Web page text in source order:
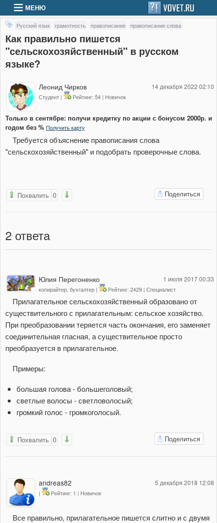
МЕНЮ
Русский язык грамотность правописание правописание слова
Как правильно пишется
"сельскохозяйственный" в русском
языке?
14 декабря 2022 02:10
Леонид Чирков
Студент | Рейтинг: 54 | Новичок
Только в сентябре: получи кредитку по акции с бонусом 2000р. и
годом без % Получить карту
Требуется объяснение правописания слова
"сельскохозяйственный" и подобрать проверочные слова.
Похвалить 0 Поделиться
2 ответа
1 июля 2017 00:33
Юлия Перегоненко
копирайтер, бухгалтер | Рейтинг: 2429 | Специалист
Прилагательное сельскохозяйственный образовано от
существительного с прилагательным: сельское хозяйство.
При преобразовании теряется часть окончания, его заменяет
соединительная гласная, а существительное просто
преобразуется в прилагательное.
Примеры:
большая голова - большеголовый;
светлые волосы - светловолосый;
громкий голос - громкоголосый.
Похвалить 0 Поделиться
5 декабря 2018 12:08
andreas82
| Рейтинг: 1 | Новичок
Все правильно, прилагательное пишется слитно и с двумя